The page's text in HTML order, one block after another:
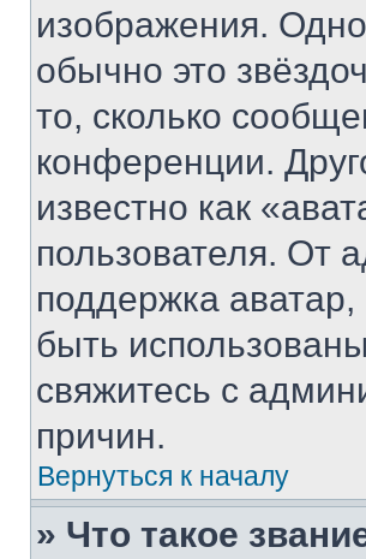
изображения.
обычно это
то, сколько
конференции.
известно как
пользователя. От
поддержка аватар,
быть
свяжитесь с
причин.
Вернуться к началу
» Что такое